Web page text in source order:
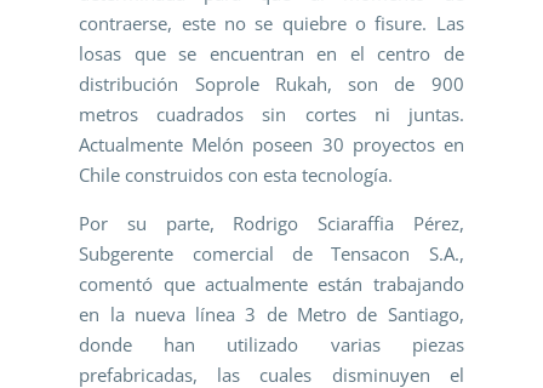
contraerse, este no se quiebre o fisure. Las
losas que se encuentran en el centro de
distribución Soprole Rukah, son de 900
metros cuadrados sin cortes ni juntas.
Actualmente Melón poseen 30 proyectos en
Chile construidos con esta tecnología.
Por su parte, Rodrigo Sciaraffia Pérez,
Subgerente comercial de Tensacon S.A.,
comentó que actualmente están trabajando
en la nueva línea 3 de Metro de Santiago,
donde han utilizado varias piezas
prefabricadas, las cuales disminuyen el